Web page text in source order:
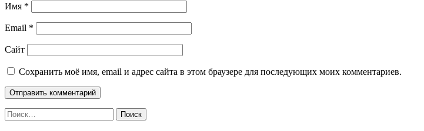
Имя *
Email *
Сайт
Сохранить моё имя, email и адрес сайта в этом браузере для последующих моих комментариев.
Найти: